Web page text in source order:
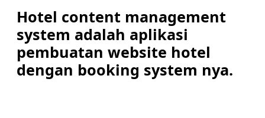
Hotel content management
system adalah aplikasi
pembuatan website hotel
dengan booking system nya.